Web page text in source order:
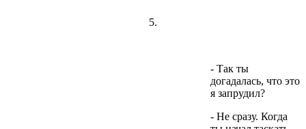
5.
- Так ты
догадалась, что это
я запрудил?
- Не сразу. Когда